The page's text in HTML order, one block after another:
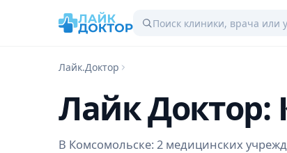
Лайк.Доктор
Лайк Доктор:
В Комсомольске: 2 медицинских